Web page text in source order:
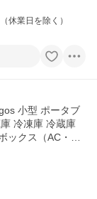
休業日を除く）
小型 ポータブ
冷凍庫 冷蔵庫
ックス（AC・D